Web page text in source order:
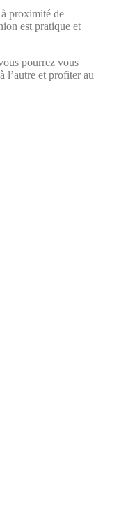
proximité de
est pratique et
pourrez vous
l’autre et profiter au